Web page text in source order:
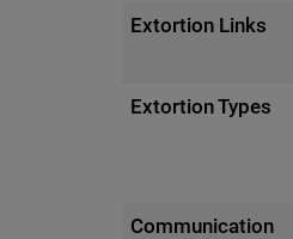
Extortion Links
Extortion Types
Communication